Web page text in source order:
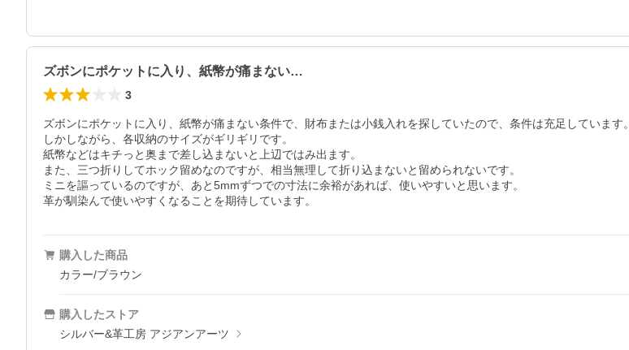
ズボンにポケットに入り、紙幣が痛まない…
3
ズボンにポケットに入り、紙幣が痛まない条件で、財布または小銭入れを探していたので、条件は充足しています。
しかしながら、各収納のサイズがギリギリです。
紙幣などはキチっと奥まで差し込まないと上辺ではみ出ます。
また、三つ折りしてホック留めなのですが、相当無理して折り込まないと留められないです。
ミニを謳っているのですが、あと5mmずつでの寸法に余裕があれば、使いやすいと思います。
購入した商品
カラー/ブラウン
購入したストア
シルバー&革工房 アジアンアーツ